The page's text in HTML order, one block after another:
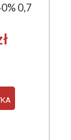
0,7